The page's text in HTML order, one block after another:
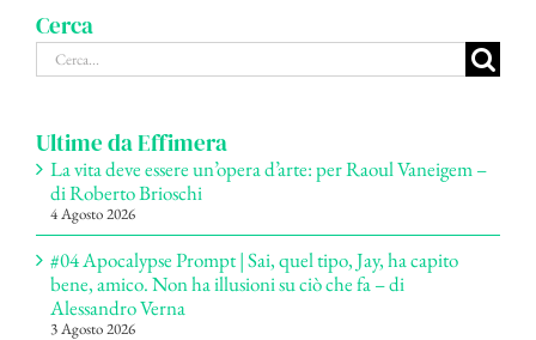
Cerca
Cerca
per:
Ultime da Effimera
La vita deve essere un’opera d’arte: per Raoul Vaneigem –
di Roberto Brioschi
4 Agosto 2026
#04 Apocalypse Prompt | Sai, quel tipo, Jay, ha capito
bene, amico. Non ha illusioni su ciò che fa – di
Alessandro Verna
3 Agosto 2026